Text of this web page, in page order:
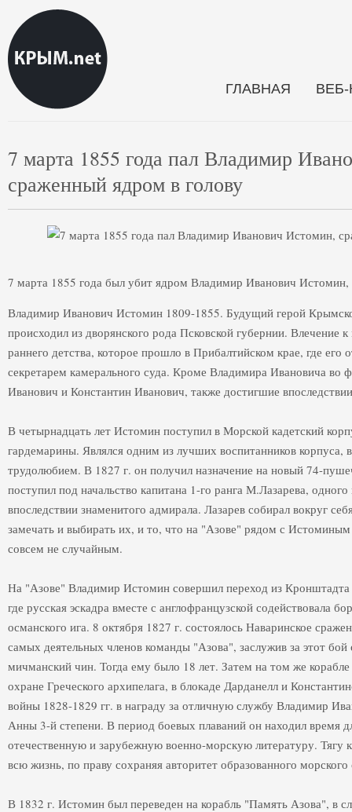
ГЛАВНАЯ
7 марта 1855 года пал Владимир
сраженный ядром в голову
7 марта 1855 года был убит ядром Владимир Иванович Истомин,
Владимир Иванович Истомин 1809-1855. Будущий герой
происходил из дворянского рода Псковской губернии. Влечение
раннего детства, которое прошло в Прибалтийском крае, где его
секретарем камерального суда. Кроме Владимира Ивановича во
Иванович и Константин Иванович, также достигшие
В четырнадцать лет Истомин поступил в Морской кадетский
гардемарины. Являлся одним из лучших воспитанников корпуса,
трудолюбием. В 1827 г. он получил назначение на новый 74-
поступил под начальство капитана 1-го ранга М.Лазарева,
впоследствии знаменитого адмирала. Лазарев собирал вокруг
замечать и выбирать их, и то, что на "Азове" рядом с
совсем не случайным.
На "Азове" Владимир Истомин совершил переход из Кронштадта
где русская эскадра вместе с англофранцузской содействовала
османского ига. 8 октября 1827 г. состоялось Наваринское
самых деятельных членов команды "Азова", заслужив за этот бой
мичманский чин. Тогда ему было 18 лет. Затем на том же корабле
охране Греческого архипелага, в блокаде Дарданелл и
войны 1828-1829 гг. в награду за отличную службу Владимир
Анны 3-й степени. В период боевых плаваний он находил время
отечественную и зарубежную военно-морскую литературу. Тягу
всю жизнь, по праву сохраняя авторитет образованного
В 1832 г. Истомин был переведен на корабль "Память Азова", в